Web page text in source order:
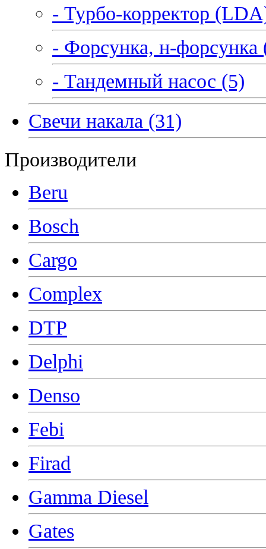
- Турбо-корректор
- Форсунка, н-форсунка
- Тандемный насос (5)
Свечи накала (31)
Производители
Beru
Bosch
Cargo
Complex
DTP
Delphi
Denso
Febi
Firad
Gamma Diesel
Gates